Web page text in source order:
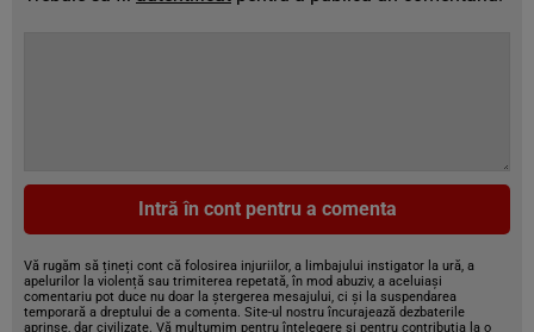
Intră în cont pentru a comenta
Vă rugăm să țineți cont că folosirea injuriilor, a limbajului instigator la ură, a
apelurilor la violență sau trimiterea repetată, în mod abuziv, a aceluiași
comentariu pot duce nu doar la ștergerea mesajului, ci și la suspendarea
temporară a dreptului de a comenta. Site-ul nostru încurajează dezbaterile
aprinse, dar civilizate. Vă mulțumim pentru înțelegere și pentru contribuția la o